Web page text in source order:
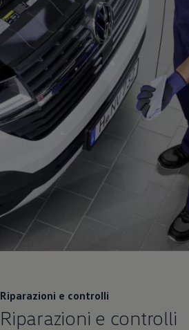
Riparazioni e controlli
Riparazioni e controlli